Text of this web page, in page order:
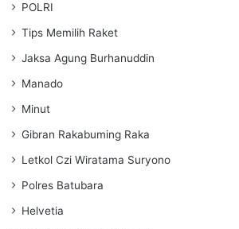
POLRI
Tips Memilih Raket
Jaksa Agung Burhanuddin
Manado
Minut
Gibran Rakabuming Raka
Letkol Czi Wiratama Suryono
Polres Batubara
Helvetia